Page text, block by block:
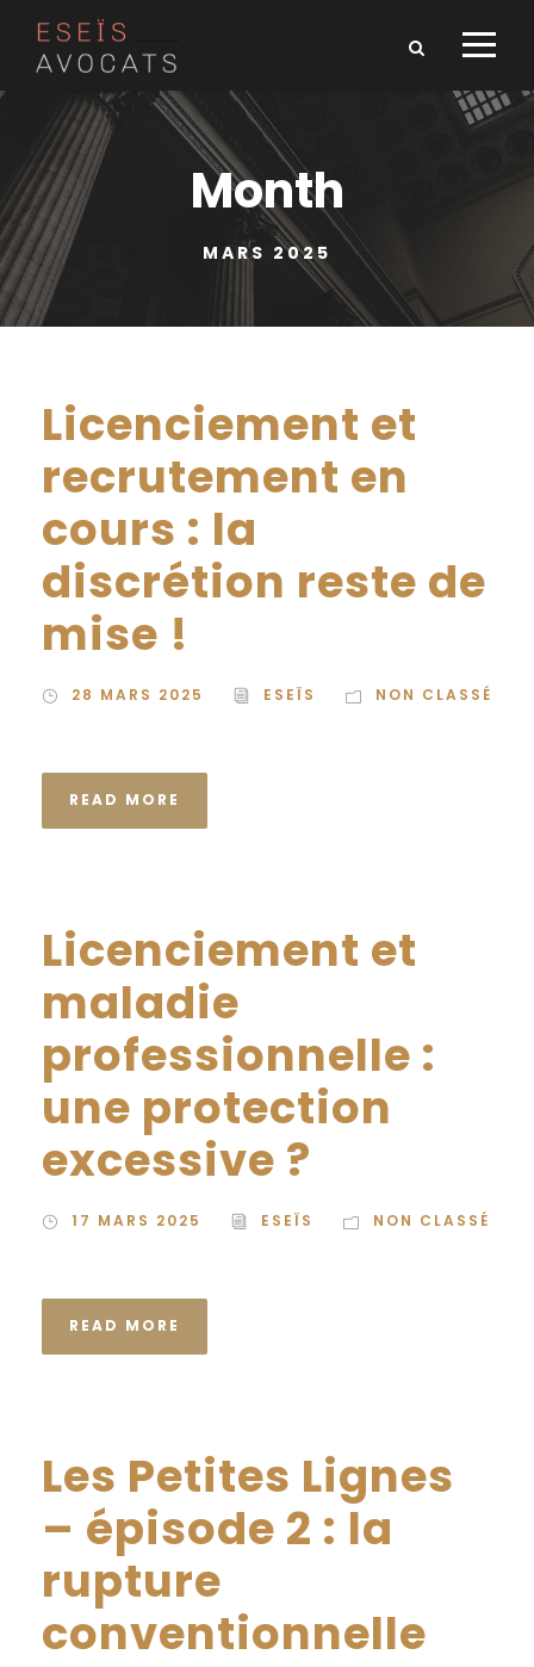
Month
MARS 2025
Licenciement et
recrutement en
cours : la
discrétion reste de
mise !
28 MARS 2025 ESEÏS NON CLASSÉ
READ MORE
Licenciement et
maladie
professionnelle :
une protection
excessive ?
17 MARS 2025 ESEÏS NON CLASSÉ
READ MORE
Les Petites Lignes
– épisode 2 : la
rupture
conventionnelle